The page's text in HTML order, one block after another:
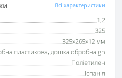
Всі характеристики
1,2
325
325х265х12 мм
пластикова, дошка обробна gn
Поліетилен
Іспанія